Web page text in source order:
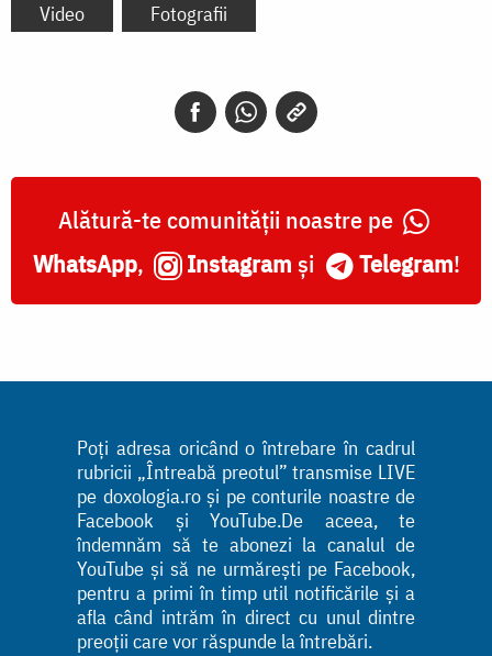
Video Fotografii
Alătură-te comunității noastre pe
WhatsApp, Instagram și Telegram!
Poți adresa oricând o întrebare în cadrul
rubricii „Întreabă preotul” transmise LIVE
pe doxologia.ro și pe conturile noastre de
Facebook și YouTube.De aceea, te
îndemnăm să te abonezi la canalul de
YouTube și să ne urmărești pe Facebook,
pentru a primi în timp util notificările și a
afla când intrăm în direct cu unul dintre
preoții care vor răspunde la întrebări.